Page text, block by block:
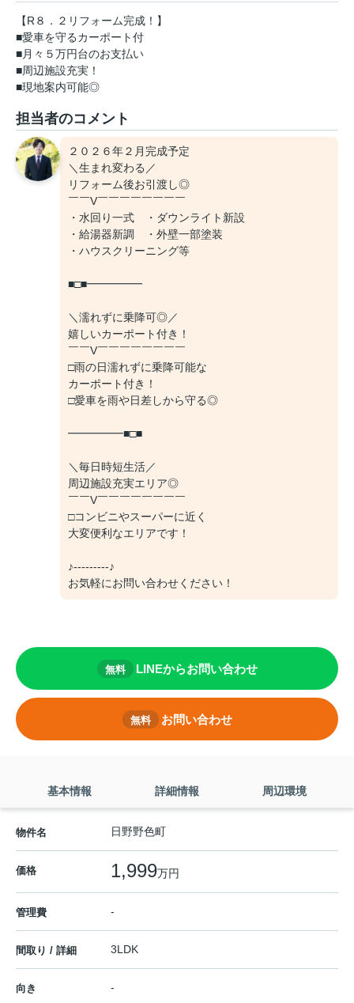
【R８．２リフォーム完成！】
■愛車を守るカーポート付
■月々５万円台のお支払い
■周辺施設充実！
■現地案内可能◎
担当者のコメント
２０２６年２月完成予定
＼生まれ変わる／
リフォーム後お引渡し◎
￣￣V￣￣￣￣￣￣￣￣
・水回り一式 ・ダウンライト新設
・給湯器新調 ・外壁一部塗装
・ハウスクリーニング等
■□■━━━━━
＼濡れずに乗降可◎／
嬉しいカーポート付き！
￣￣V￣￣￣￣￣￣￣￣
□雨の日濡れずに乗降可能な
カーポート付き！
□愛車を雨や日差しから守る◎
━━━━━■□■
＼毎日時短生活／
周辺施設充実エリア◎
￣￣V￣￣￣￣￣￣￣￣
□コンビニやスーパーに近く
大変便利なエリアです！
♪---------♪
お気軽にお問い合わせください！
無料 LINEからお問い合わせ
無料 お問い合わせ
基本情報 詳細情報 周辺環境
物件名 日野野色町
価格 1,999万円
管理費 -
間取り / 詳細 3LDK
向き -